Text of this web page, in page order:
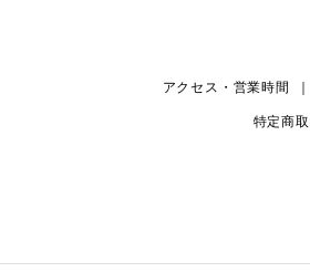
アクセス・営業時間
特定商